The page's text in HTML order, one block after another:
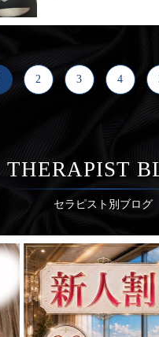
2 3 4
THERAPIST
セラピスト別ブログ